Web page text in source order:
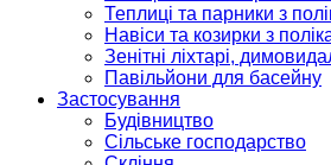
Теплиці та парники з
Навіси та козирки з
Зенітні ліхтарі,
Павільйони для басейну
Застосування
Будівництво
Сільське господарство